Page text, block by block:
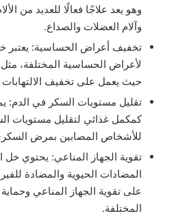
وهو يعد علاجًا فعالًا للعديد من
وآلام العضلات والصداع.
تخفيف أعراض الحساسية: يعتبر
لأعراض الحساسية المختلفة،
حيث يعمل على تخفيف الالتهابات
تقليل مستويات السكر في الدم:
كمكمل غذائي لتقليل مستويات
للأشخاص المصابين بمرض
تقوية الجهاز المناعي: يحتوي
المضادات الحيوية والمضادة
على تقوية الجهاز المناعي
المختلفة.